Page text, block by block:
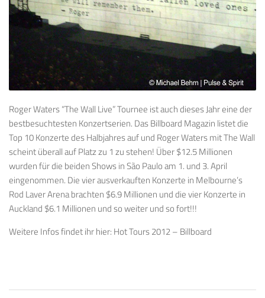
Roger Waters “The Wall Live” Tournee ist auch dieses Jahr eine der
bestbesuchtesten Konzertserien. Das Billboard Magazin listet die
Top 10 Konzerte des Halbjahres auf und Roger Waters mit The Wall
scheint überall auf Platz zu 1 zu stehen! Über $12.5 Millionen
wurden für die beiden Shows in São Paulo am 1. und 3. April
eingenommen. Die vier ausverkauften Konzerte in Melbourne’s
Rod Laver Arena brachten $6.9 Millionen und die vier Konzerte in
Auckland $6.1 Millionen und so weiter und so fort!!!
Weitere Infos findet ihr hier: Hot Tours 2012 – Billboard